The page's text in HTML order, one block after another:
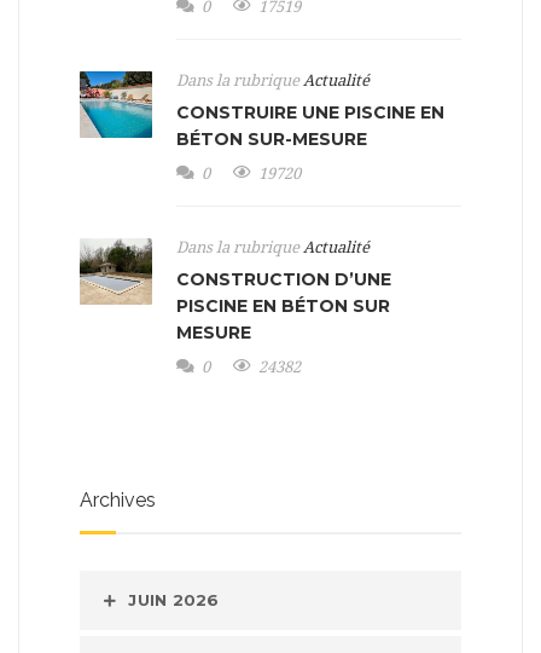
0 17519
Dans la rubrique Actualité
CONSTRUIRE UNE PISCINE EN
BÉTON SUR-MESURE
0 19720
Dans la rubrique Actualité
CONSTRUCTION D’UNE
PISCINE EN BÉTON SUR
MESURE
0 24382
Archives
JUIN 2026